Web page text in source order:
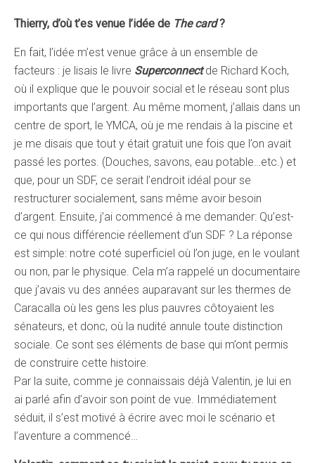
Thierry, d’où t’es venue l’idée de The card?
En fait, l’idée m’est venue grâce à un ensemble de
facteurs : je lisais le livre Superconnectde Richard Koch,
où il explique que le pouvoir social et le réseau sont plus
importants que l’argent. Au même moment, j’allais dans un
centre de sport, le YMCA, où je me rendais à la piscine et
je me disais que tout y était gratuit une fois que l’on avait
passé les portes. (Douches, savons, eau potable…etc.) et
que, pour un SDF, ce serait l’endroit idéal pour se
restructurer socialement, sans même avoir besoin
d’argent. Ensuite, j’ai commencé à me demander: Qu’est-
ce qui nous différencie réellement d’un SDF ? La réponse
est simple: notre coté superficiel où l’on juge, en le voulant
ou non, par le physique. Cela m’a rappelé un documentaire
que j’avais vu des années auparavant sur les thermes de
Caracalla où les gens les plus pauvres côtoyaient les
sénateurs, et donc, où la nudité annule toute distinction
sociale. Ce sont ses éléments de base qui m’ont permis
de construire cette histoire.
Par la suite, comme je connaissais déjà Valentin, je lui en
ai parlé afin d’avoir son point de vue. Immédiatement
séduit, il s’est motivé à écrire avec moi le scénario et
l’aventure a commencé…